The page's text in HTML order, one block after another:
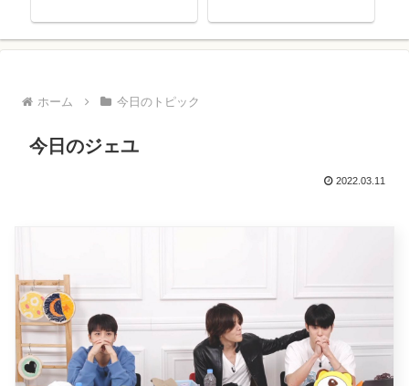
ホーム 今日のトピック
今日のジェユ
2022.03.11